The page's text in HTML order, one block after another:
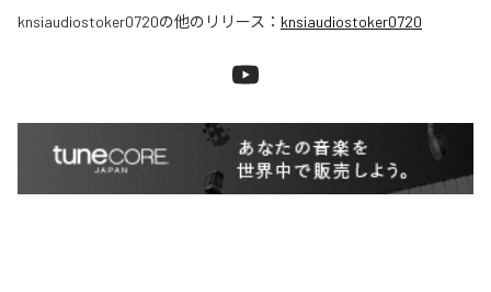
knsiaudiostoker0720の他のリリース： knsiaudiostoker0720